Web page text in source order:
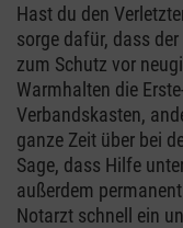
Hast du den
sorge dafür, dass der
zum Schutz vor
Warmhalten die
Verbandskasten,
ganze Zeit über bei
Sage, dass Hilfe
außerdem
Notarzt schnell ein